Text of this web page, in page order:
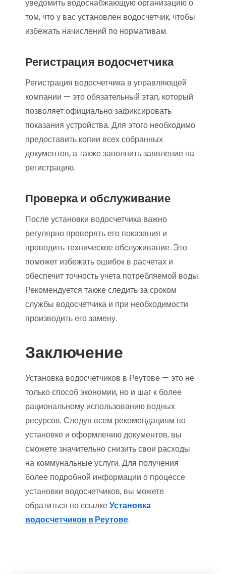
уведомить водоснабжающую организацию о
том, что у вас установлен водосчетчик, чтобы
избежать начислений по нормативам.
Регистрация водосчетчика
Регистрация водосчетчика в управляющей
компании — это обязательный этап, который
позволяет официально зафиксировать
показания устройства. Для этого необходимо
предоставить копии всех собранных
документов, а также заполнить заявление на
регистрацию.
Проверка и обслуживание
После установки водосчетчика важно
регулярно проверять его показания и
проводить техническое обслуживание. Это
поможет избежать ошибок в расчетах и
обеспечит точность учета потребляемой воды.
Рекомендуется также следить за сроком
службы водосчетчика и при необходимости
производить его замену.
Заключение
Установка водосчетчиков в Реутове — это не
только способ экономии, но и шаг к более
рациональному использованию водных
ресурсов. Следуя всем рекомендациям по
установке и оформлению документов, вы
сможете значительно снизить свои расходы
на коммунальные услуги. Для получения
более подробной информации о процессе
установки водосчетчиков, вы можете
обратиться по ссылкеУстановка
водосчетчиков в Реутове.